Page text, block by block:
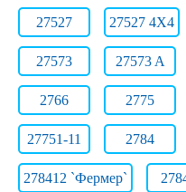
27527 27527 4X4
27573 27573 A
2766 2775
27751-11 2784
278412 `Фермер`